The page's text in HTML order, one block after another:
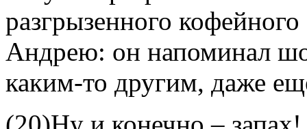
разгрызенного кофейного
Андрею: он напоминал
каким-то другим, даже